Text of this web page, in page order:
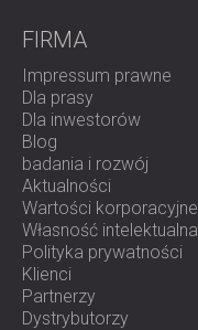
FIRMA
Impressum prawne
Dla prasy
Dla inwestorów
Blog
badania i rozwój
Aktualności
Wartości korporacyjne
Własność intelektualna
Polityka prywatności
Klienci
Partnerzy
Dystrybutorzy